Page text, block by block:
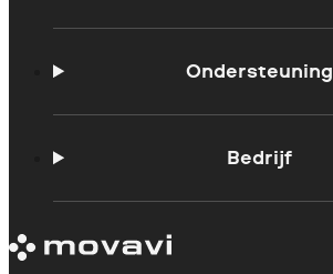
Mac-productenOndersteuning
Support contacteren
Abonnement annuleren
Bedrijf
Ervaringen